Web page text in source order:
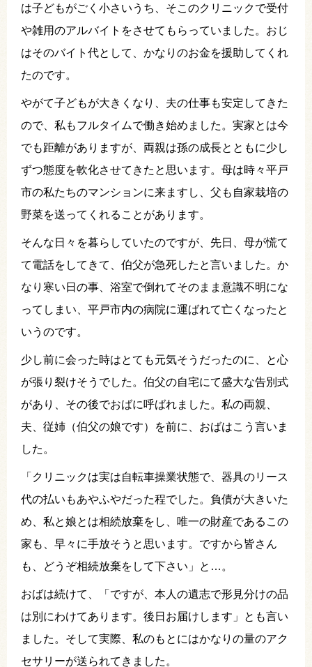
は子どもがごく小さいうち、そこのクリニックで受付
や雑用のアルバイトをさせてもらっていました。おじ
はそのバイト代として、かなりのお金を援助してくれ
たのです。
やがて子どもが大きくなり、夫の仕事も安定してきた
ので、私もフルタイムで働き始めました。実家とは今
でも距離がありますが、両親は孫の成長とともに少し
ずつ態度を軟化させてきたと思います。母は時々平戸
市の私たちのマンションに来ますし、父も自家栽培の
野菜を送ってくれることがあります。
そんな日々を暮らしていたのですが、先日、母が慌て
て電話をしてきて、伯父が急死したと言いました。か
なり寒い日の事、浴室で倒れてそのまま意識不明にな
ってしまい、平戸市内の病院に運ばれて亡くなったと
いうのです。
少し前に会った時はとても元気そうだったのに、と心
が張り裂けそうでした。伯父の自宅にて盛大な告別式
があり、その後でおばに呼ばれました。私の両親、
夫、従姉（伯父の娘です）を前に、おばはこう言いま
した。
「クリニックは実は自転車操業状態で、器具のリース
代の払いもあやふやだった程でした。負債が大きいた
め、私と娘とは相続放棄をし、唯一の財産であるこの
家も、早々に手放そうと思います。ですから皆さん
も、どうぞ相続放棄をして下さい」と…。
おばは続けて、「ですが、本人の遺志で形見分けの品
は別にわけてあります。後日お届けします」とも言い
ました。そして実際、私のもとにはかなりの量のアク
セサリーが送られてきました。